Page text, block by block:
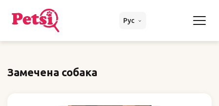
Рус
Замечена собака